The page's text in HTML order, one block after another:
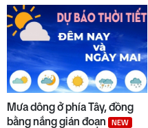
Đẩy
trọng
Quyết
đọng,
Mưa dông ở phía Tây, đồng
bằng nắng gián đoạn
NEW